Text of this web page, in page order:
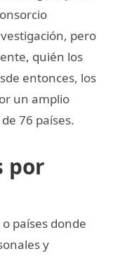
pero
quién los
entonces, los
un amplio
76 países.
por
países donde
y